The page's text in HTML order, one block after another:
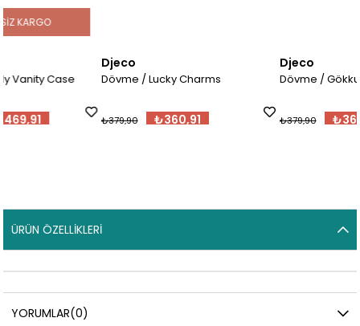
Dövme / Lucky Charms
₺360,91
₺379,90
Dövme / Gökkuşağı
₺360,91
₺379,90
ÜRÜN ÖZELLIKLERI
YORUMLAR(0)